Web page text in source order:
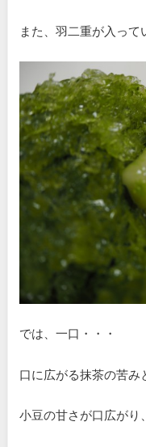
また、羽二重が入って
では、一口・・・
口に広がる抹茶の苦み
小豆の甘さが口広がり、